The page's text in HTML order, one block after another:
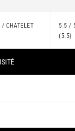
CHATELET
5.5 /
(5.5)